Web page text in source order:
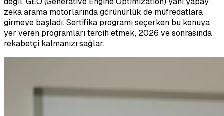
zeka arama motorlarında görünürlük de müfredatlara
girmeye başladı. Sertifika programı seçerken bu konuya
yer veren programları tercih etmek, 2026 ve sonrasında
rekabetçi kalmanızı sağlar.